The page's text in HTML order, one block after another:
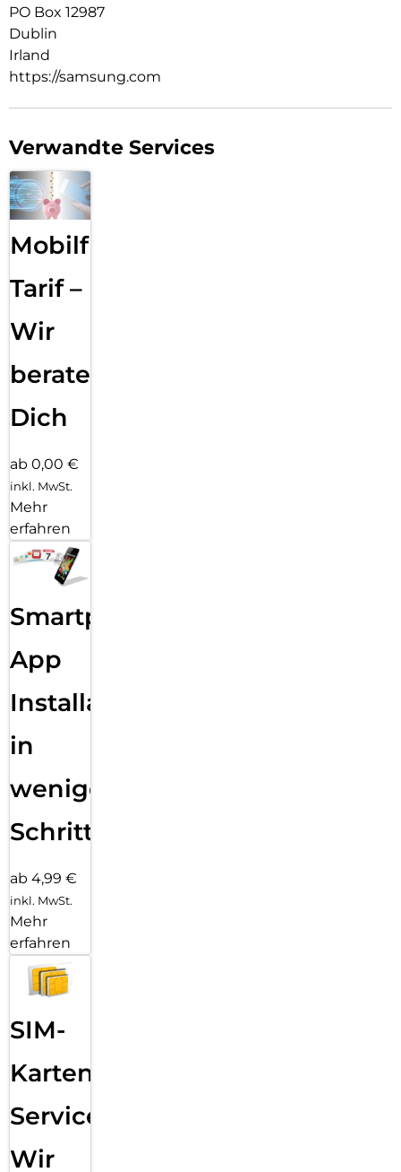
PO Box 12987
Dublin
Irland
https://samsung.com
Verwandte Services
Mobilfunk
Tarif –
Wir
beraten
Dich
ab 0,00 €
inkl. MwSt.
Mehr
erfahren
Smartphone
App
Installation
in
wenigen
Schritten
ab 4,99 €
inkl. MwSt.
Mehr
erfahren
SIM-
Karten
Service:
Wir